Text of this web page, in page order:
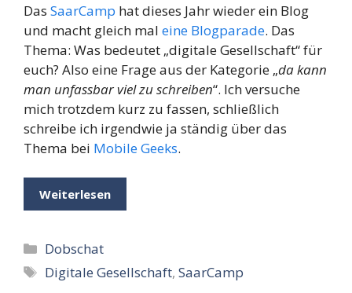
Das SaarCamp hat dieses Jahr wieder ein Blog
und macht gleich mal eine Blogparade. Das
Thema: Was bedeutet „digitale Gesellschaft“ für
euch? Also eine Frage aus der Kategorie „da kann
man unfassbar viel zu schreiben“. Ich versuche
mich trotzdem kurz zu fassen, schließlich
schreibe ich irgendwie ja ständig über das
Thema bei Mobile Geeks.
Weiterlesen
Kategorien
Dobschat
Schlagwörter
Digitale Gesellschaft,SaarCamp